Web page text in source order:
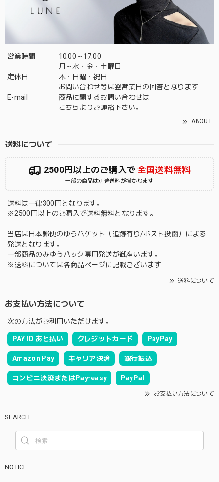
営業時間
10:00～17:00
月～水・金・土曜日
定休日
木・日曜・祝日
お問い合わせ等は翌営業日の回答となります
E-mail
商品に関するお問い合わせは
こちらよりご連絡下さい。
ABOUT
送料について
2500円以上のご購入で全国送料無料
一部の商品は別途送料が掛かります
送料は一律300円となります。
※2500円以上のご購入で送料無料となります。
当店は日本郵便のゆうパケット（追跡有り/ポスト投函）による
発送となります。
一部商品のみゆうパック専用発送が御座います。
※送料については各商品ページに記載ございます
送料について
お支払い方法について
次の方法がご利用いただけます。
PAY ID あと払い クレジットカード PayPay
Amazon Pay キャリア決済 銀行振込
コンビニ決済またはPay-easy PayPal
お支払い方法について
SEARCH
NOTICE